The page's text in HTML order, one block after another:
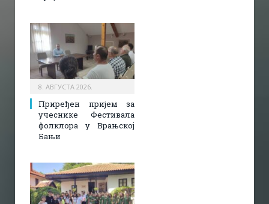
8. АВГУСТА 2026.
Приређен пријем за
учеснике Фестивала
фолклора у Врањској
Бањи